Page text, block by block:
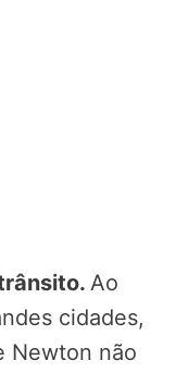
Ao
cidades,
Newton não